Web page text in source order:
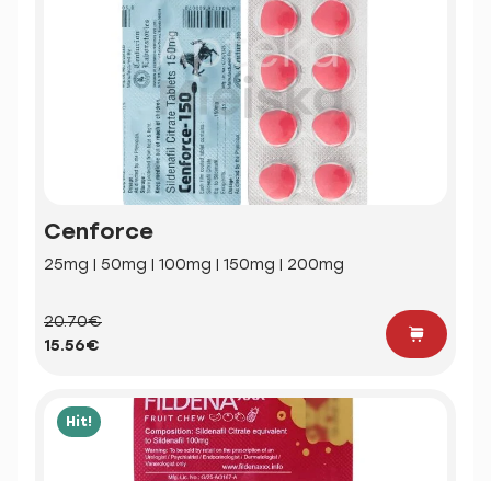
Cenforce
25mg | 50mg | 100mg | 150mg | 200mg
20.70€
15.56€
Hit!